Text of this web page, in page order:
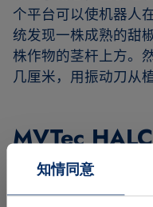
知情同意
个平台可以使机器人
统发现一株成熟的甜
株作物的茎杆上方。
几厘米，用振动刀从
MVTec
SWEEPER 机器人的核
心功能是检测成熟作